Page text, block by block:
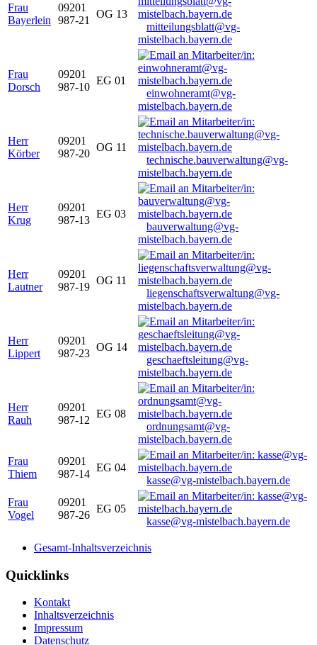
Frau
Bayerlein
09201
987-21
OG 13
mitteilungsblatt@vg-
mistelbach.bayern.de
Frau
Dorsch
09201
987-10
EG 01
einwohneramt@vg-
mistelbach.bayern.de
Herr
Körber
09201
987-20
OG 11
technische.bauverwaltung@vg-
mistelbach.bayern.de
Herr
Krug
09201
987-13
EG 03
bauverwaltung@vg-
mistelbach.bayern.de
Herr
Lautner
09201
987-19
OG 11
liegenschaftsverwaltung@vg-
mistelbach.bayern.de
Herr
Lippert
09201
987-23
OG 14
geschaeftsleitung@vg-
mistelbach.bayern.de
Herr
Rauh
09201
987-12
EG 08
ordnungsamt@vg-
mistelbach.bayern.de
Frau
Thiem
09201
987-14
EG 04
kasse@vg-mistelbach.bayern.de
Frau
Vogel
09201
987-26
EG 05
kasse@vg-mistelbach.bayern.de
Gesamt-Inhaltsverzeichnis
Quicklinks
Kontakt
Inhaltsverzeichnis
Impressum
Datenschutz